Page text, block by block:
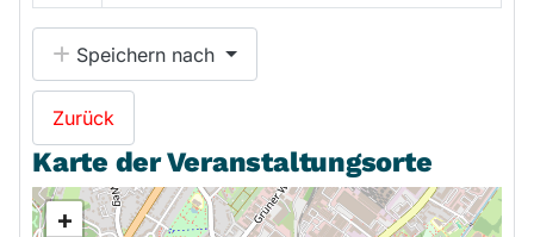
Speichern nach
Zurück
Karte der Veranstaltungsorte
+